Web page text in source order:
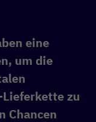
eine
um die
zu
Chancen